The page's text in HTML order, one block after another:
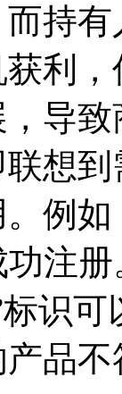
持
利
导
想
例
注
识
品不